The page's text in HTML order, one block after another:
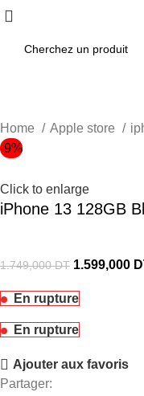
Home Apple store
-9%
Click to enlarge
iPhone 13 128GB
1.749,000DT 1.599,000
En rupture
En rupture
Ajouter aux favoris
Partager: